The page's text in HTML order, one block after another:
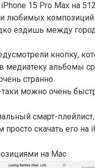
15 Pro Max на
любимых композиций
ездишь между
кнопку,
альбомы
странно.
можно очень
смарт-
скачать его на
на Mac